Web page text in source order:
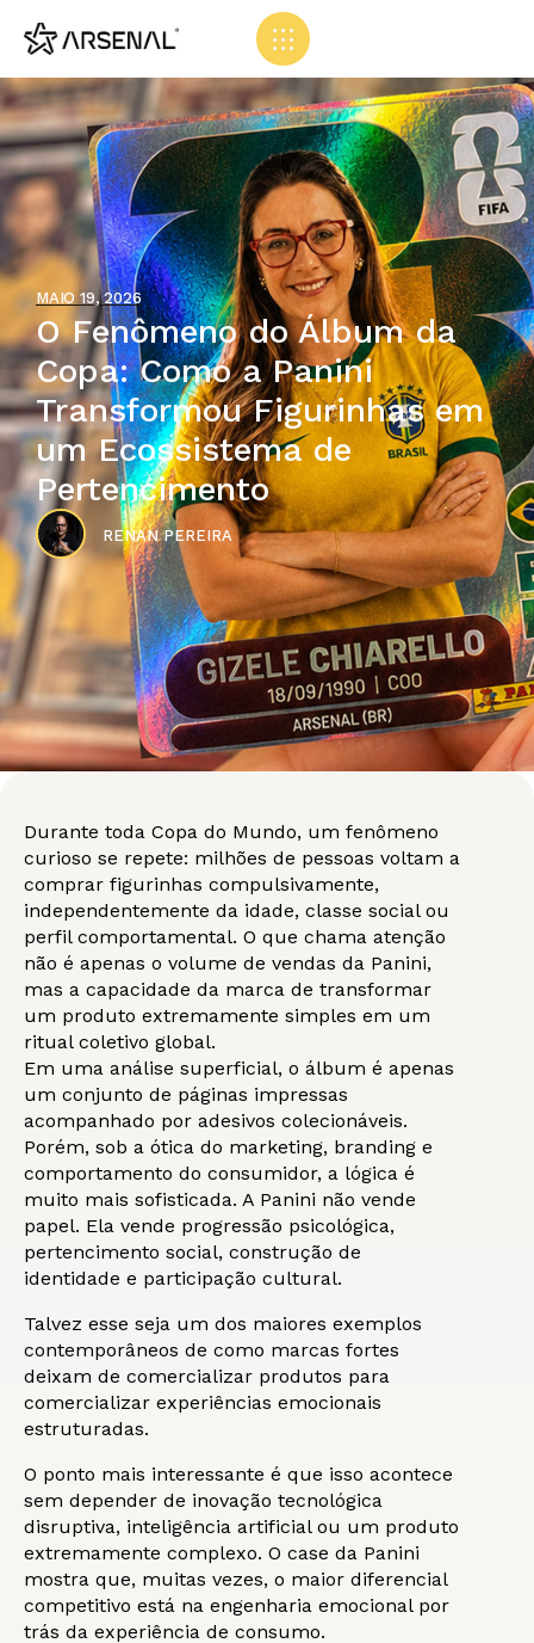
MAIO 19, 2026
O Fenômeno do Álbum da
Copa: Como a Panini
Transformou Figurinhas em
um Ecossistema de
Pertencimento
RENAN PEREIRA
Durante toda Copa do Mundo, um fenômeno
curioso se repete: milhões de pessoas voltam a
comprar figurinhas compulsivamente,
independentemente da idade, classe social ou
perfil comportamental. O que chama atenção
não é apenas o volume de vendas da Panini,
mas a capacidade da marca de transformar
um produto extremamente simples em um
ritual coletivo global.
Em uma análise superficial, o álbum é apenas
um conjunto de páginas impressas
acompanhado por adesivos colecionáveis.
Porém, sob a ótica do marketing, branding e
comportamento do consumidor, a lógica é
muito mais sofisticada. A Panini não vende
papel. Ela vende progressão psicológica,
pertencimento social, construção de
identidade e participação cultural.
Talvez esse seja um dos maiores exemplos
contemporâneos de como marcas fortes
deixam de comercializar produtos para
comercializar experiências emocionais
estruturadas.
O ponto mais interessante é que isso acontece
sem depender de inovação tecnológica
disruptiva, inteligência artificial ou um produto
extremamente complexo. O case da Panini
mostra que, muitas vezes, o maior diferencial
competitivo está na engenharia emocional por
trás da experiência de consumo.